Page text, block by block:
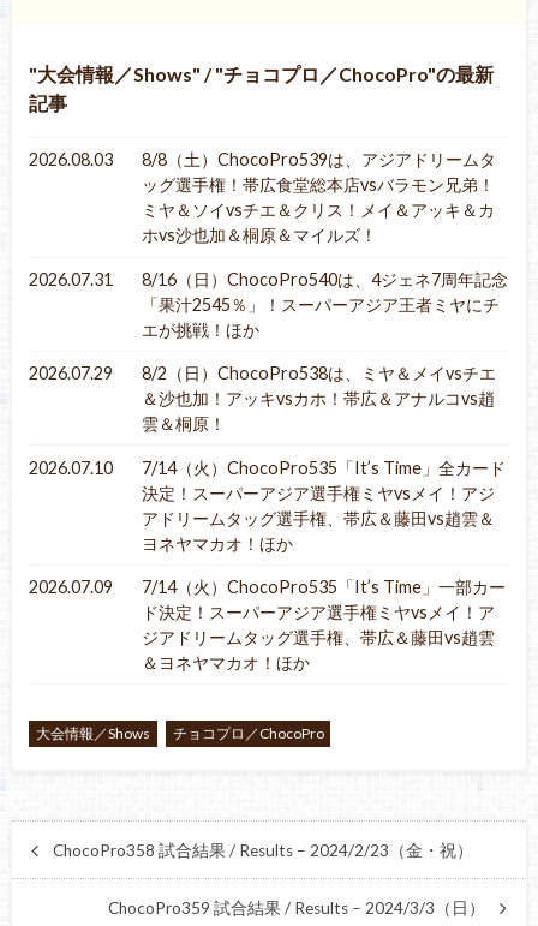
大会情報／Shows / チョコプロ／ChocoPro の最新
記事
2026.08.03
8/8（土）ChocoPro539は、アジアドリームタ
ッグ選手権！帯広食堂総本店vsバラモン兄弟！
ミヤ＆ソイvsチエ＆クリス！メイ＆アッキ＆カ
ホvs沙也加＆桐原＆マイルズ！
2026.07.31
8/16（日）ChocoPro540は、4ジェネ7周年記念
「果汁2545％」！スーパーアジア王者ミヤにチ
エが挑戦！ほか
2026.07.29
8/2（日）ChocoPro538は、ミヤ＆メイvsチエ
＆沙也加！アッキvsカホ！帯広＆アナルコvs趙
雲＆桐原！
2026.07.10
7/14（火）ChocoPro535「It’s Time」全カード
決定！スーパーアジア選手権ミヤvsメイ！アジ
アドリームタッグ選手権、帯広＆藤田vs趙雲＆
ヨネヤマカオ！ほか
2026.07.09
7/14（火）ChocoPro535「It’s Time」一部カー
ド決定！スーパーアジア選手権ミヤvsメイ！ア
ジアドリームタッグ選手権、帯広＆藤田vs趙雲
＆ヨネヤマカオ！ほか
大会情報／Shows チョコプロ／ChocoPro
ChocoPro358 試合結果 / Results – 2024/2/23（金・祝）
ChocoPro359 試合結果 / Results – 2024/3/3（日）